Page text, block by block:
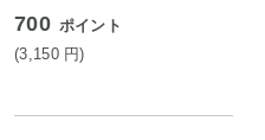
700 ポイント
(3,150 円)